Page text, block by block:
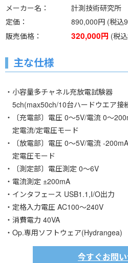
メーカー名
計測技術研究所
定価
890,000円 (税込
販売価格
320,000円 (税
主な仕様
・小容量多チャネル充放電試験器
5ch(max50ch/10台ハードウエア接
・〔充電部〕電圧 0～5V/電流 0～
定電流/定電圧モード
・〔放電部〕電圧 0～5V/電流 -
定電圧モード
・〔測定部〕電圧測定 0～6V
・電流測定 ±200mA
・インタフェース USB1.1,I/O出力
・定格入力電圧 AC100～240V
・消費電力 40VA
・Op.専用ソフトウェア(Hydrangea)
今すぐお問